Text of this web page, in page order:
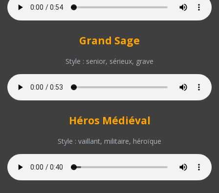
Grand Sage
Style : senior, sérieux, grave
Héros Médiéval
Style : vaillant, militaire, héroïque